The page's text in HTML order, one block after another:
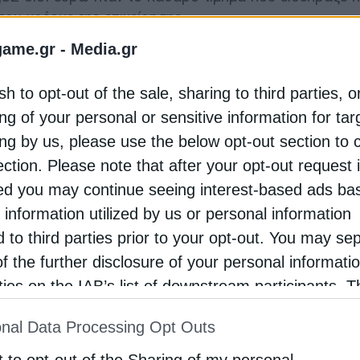
- Media.gr
to opt-out of the sale, sharing to third parties,
of your personal or sensitive information for
by us, please use the below opt-out section to
Please note that after your opt-out request
you may continue seeing interest-based ads
information utilized by us or personal information
to third parties prior to your opt-out. You may
the further disclosure of your personal
on the IAB’s list of downstream participants.
of Downstream Participantsthat may further
Data Processing Opt Outs
χρέους της επιχείρησης.
της Cero Development, θυγατρικής της Cero
ισχύος 100 MW στην Προσοτσάνη Δράμας, με
επενδυτικό σχέδιο σε έργα ανανεώσιμων πηγών
2022 με επικεφαλής τον Ιρλανδό Declan Deasy
Λιάλιο. Ο κ. Λιάλιος προέρχεται από την «κοιτίδα»
Hanergy Holding (Europe), Lightsource bp και
Greece στην Cero Generation, στο
και ο κ. Ανδρέας Αλκιβιάδης.
ΑΠΕ είχε γίνει ένα χρόνο πριν, με την ίδρυση
Group (GIG) ως μια αυτόνομη
την Ευρώπη για να υποστηρίξει τη μετάβαση σε ένα